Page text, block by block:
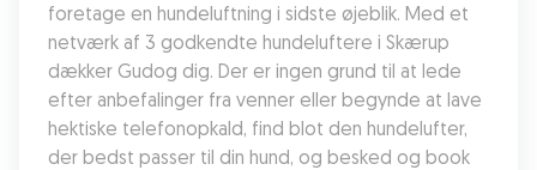
foretage en hundeluftning i sidste øjeblik. Med et
netværk af 3 godkendte hundeluftere i Skærup
dækker Gudog dig. Der er ingen grund til at lede
efter anbefalinger fra venner eller begynde at lave
hektiske telefonopkald, find blot den hundelufter,
der bedst passer til din hund, og besked og book